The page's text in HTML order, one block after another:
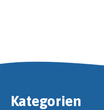
Kategorien